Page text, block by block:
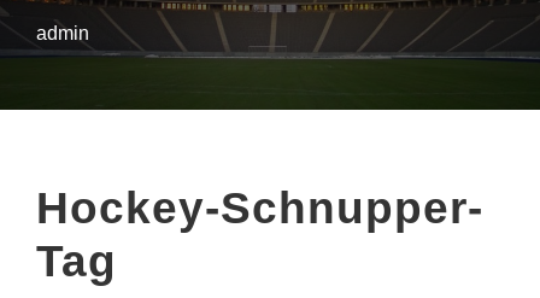
admin
Hockey-Schnupper-
Tag